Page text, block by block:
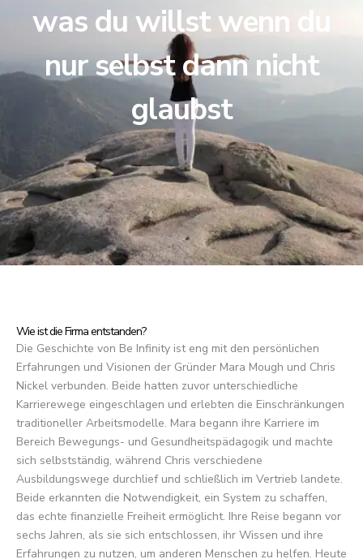
was du willst wenn du
nur selbst dann nicht
glaubst
Wie ist die Firma entstanden?
Die Geschichte von Be Infinity ist eng mit den persönlichen
Erfahrungen und Visionen der Gründer Mara Mough und Chris
Nickel verbunden. Beide hatten zuvor unterschiedliche
Karrierewege eingeschlagen und erlebten die Einschränkungen
traditioneller Arbeitsmodelle. Mara begann ihre Karriere im
Bereich Bewegungs- und Gesundheitspädagogik und machte
sich selbstständig, während Chris verschiedene
Ausbildungswege durchlief und schließlich im Vertrieb landete.
Beide erkannten die Notwendigkeit, ein System zu schaffen,
das echte finanzielle Freiheit ermöglicht. Ihre Reise begann vor
sechs Jahren, als sie sich entschlossen, ihr Wissen und ihre
Erfahrungen zu nutzen, um anderen Menschen zu helfen. Heute